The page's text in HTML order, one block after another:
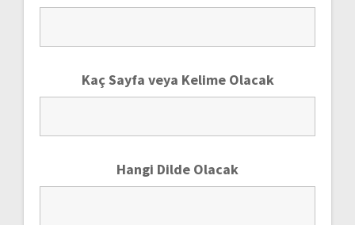
Kaç Sayfa veya Kelime Olacak
Hangi Dilde Olacak